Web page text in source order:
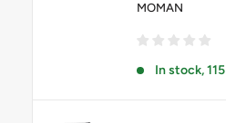
MOMAN
In stock, 115